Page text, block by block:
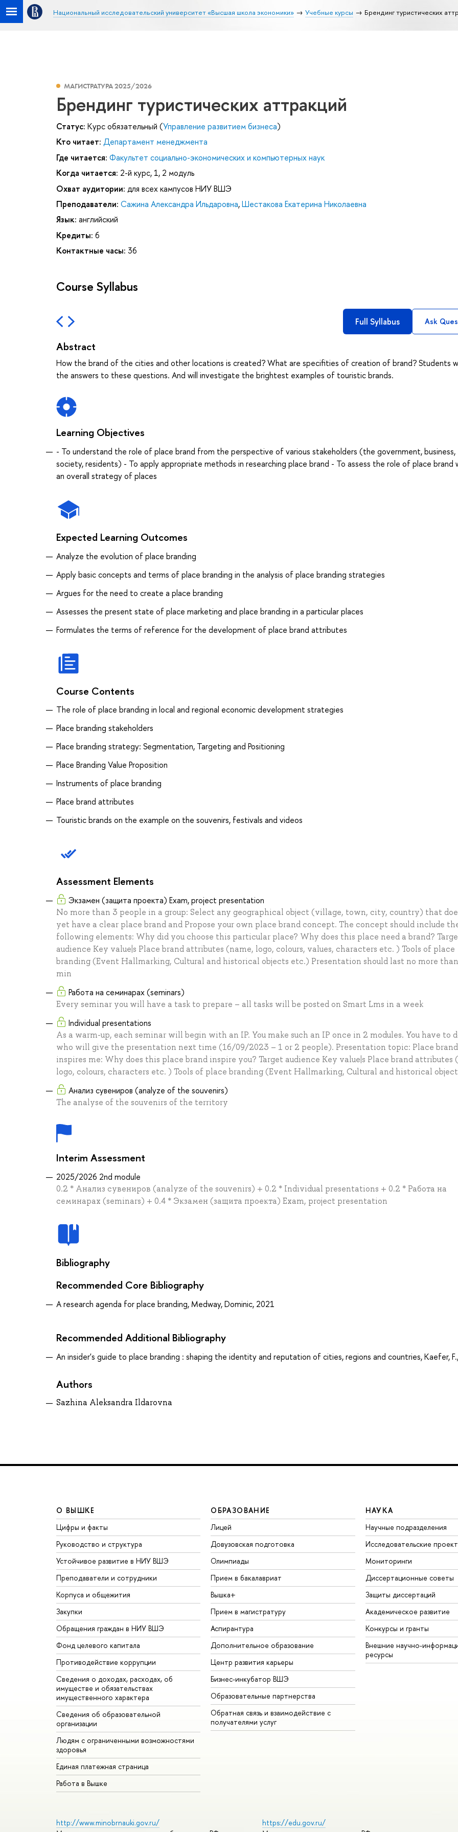
Национальный исследовательский университет «Высшая школа экономики» Учебные курсы Брендинг туристических
МАГИСТРАТУРА 2025/2026
Брендинг туристических аттракций
Статус: Курс обязательный (Управление развитием бизнеса)
Кто читает: Департамент менеджмента
Где читается: Факультет социально-экономических и компьютерных наук
Когда читается: 2-й курс, 1, 2 модуль
Охват аудитории: для всех кампусов НИУ ВШЭ
Преподаватели: Сажина Александра Ильдаровна,Шестакова Екатерина Николаевна
Язык: английский
Кредиты: 6
Контактные часы: 36
Course Syllabus
Full Syllabus Ask
Abstract
How the brand of the cities and other locations is created? What are specifities of creation of brand? Students
the answers to these questions. And will investigate the brightest examples of touristic brands.
Learning Objectives
- To understand the role of place brand from the perspective of various stakeholders (the government, business,
society, residents) - To apply appropriate methods in researching place brand - To assess the role of place brand
an overall strategy of places
Expected Learning Outcomes
Analyze the evolution of place branding
Apply basic concepts and terms of place branding in the analysis of place branding strategies
Argues for the need to create a place branding
Assesses the present state of place marketing and place branding in a particular places
Formulates the terms of reference for the development of place brand attributes
Course Contents
The role of place branding in local and regional economic development strategies
Place branding stakeholders
Place branding strategy: Segmentation, Targeting and Positioning
Place Branding Value Proposition
Instruments of place branding
Place brand attributes
Touristic brands on the example on the souvenirs, festivals and videos
Assessment Elements
Экзамен (защита проекта) Exam, project presentation
No more than 3 people in a group: Select any geographical object (village, town, city, country) that
yet have a clear place brand and Propose your own place brand concept. The concept should include
following elements: Why did you choose this particular place? Why does this place need a brand?
audience Key value|s Place brand attributes (name, logo, colours, values, characters etc. ) Tools of place
branding (Event Hallmarking, Сultural and historical objects etc.) Presentation should last no more
min
Работа на семинарах (seminars)
Every seminar you will have a task to prepare – all tasks will be posted on Smart Lms in a week
Individual presentations
As a warm-up, each seminar will begin with an IP. You make such an IP once in 2 modules. You have to
who will give the presentation next time (16/09/2023 – 1 or 2 people). Presentation topic: Place
inspires me: Why does this place brand inspire you? Target audience Key value|s Place brand attributes
logo, colours, characters etc. ) Tools of place branding (Event Hallmarking, Сultural and historical
Анализ сувениров (analyze of the souvenirs)
The analyse of the souvenirs of the territory
Interim Assessment
2025/2026 2nd module
0.2 * Анализ сувениров (analyze of the souvenirs) + 0.2 * Individual presentations + 0.2 * Работа на
семинарах (seminars) + 0.4 * Экзамен (защита проекта) Exam, project presentation
Bibliography
Recommended Core Bibliography
A research agenda for place branding, Medway, Dominic, 2021
Recommended Additional Bibliography
An insider's guide to place branding : shaping the identity and reputation of cities, regions and countries, Kaefer,
Authors
Sazhina Aleksandra Ildarovna
О ВЫШКЕ
Цифры и факты
Руководство и структура
Устойчивое развитие в НИУ ВШЭ
Преподаватели и сотрудники
Корпуса и общежития
Закупки
Обращения граждан в НИУ ВШЭ
Фонд целевого капитала
Противодействие коррупции
Сведения о доходах, расходах, об
имуществе и обязательствах
имущественного характера
Сведения об образовательной
организации
Людям с ограниченными возможностями
здоровья
Единая платежная страница
Работа в Вышке
ОБРАЗОВАНИЕ
Лицей
Довузовская подготовка
Олимпиады
Прием в бакалавриат
Вышка+
Прием в магистратуру
Аспирантура
Дополнительное образование
Центр развития карьеры
Бизнес-инкубатор ВШЭ
Образовательные партнерства
Обратная связь и взаимодействие с
получателями услуг
НАУКА
Научные подразделения
Исследовательские
Мониторинги
Диссертационные советы
Защиты диссертаций
Академическое развитие
Конкурсы и гранты
Внешние научно-
ресурсы
http://www.minobrnauki.gov.ru/
https://edu.gov.ru/